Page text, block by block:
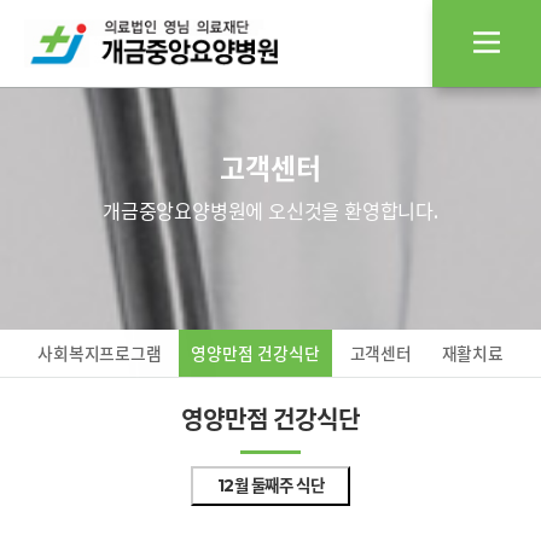
사회복지프로그램 영양만점 건강식단 고객센터 재활치료
고객센터
개금중앙요양병원에 오신것을 환영합니다.
영양만점 건강식단
12월 둘째주 식단